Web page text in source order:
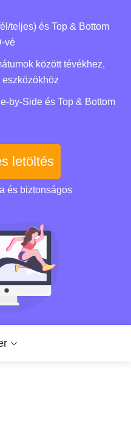
teljes) és Top & Bottom
vé
között tévékhez,
by-Side és Top & Bottom
letöltés
és biztonságos